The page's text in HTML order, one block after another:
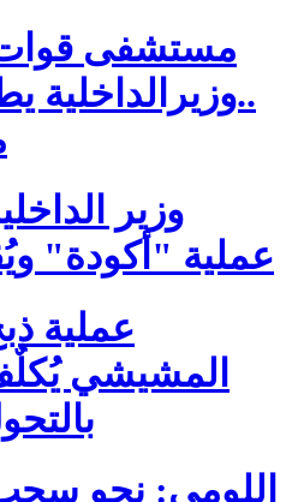
مستشفى قوات
وزير
عملية "أكودة"
عملية
المشيشي
اللومي: نحو